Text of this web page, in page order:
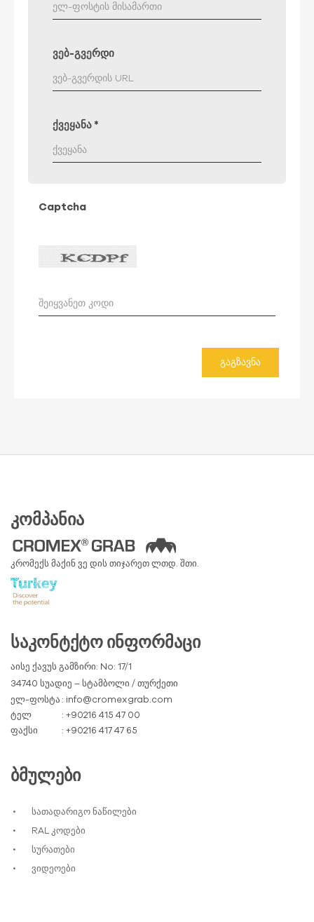
ვებ-გვერდი
ქვეყანა *
Captcha
ᲒᲐᲒᲖᲐᲕᲜᲐ
ᲙᲝᲛᲞᲐᲜᲘᲐ
კრომექს მაქინ ვე დის თიჯარეთ ლთდ. შთი.
ᲡᲐᲙᲝᲜᲢᲥᲢᲝ ᲘᲜᲤᲝᲠᲛᲐᲪᲘ
აისე ქავუს გამზირი: No: 17/1
34740 სუადიე – სტამბოლი / თურქეთი
ელ-ფოსტა : info@cromexgrab.com
ტელ
: +90216 415 47 00
ფაქსი
: +90216 417 47 65
ᲑᲛᲣᲚᲔᲑᲘ
სათადარიგო ნაწილები
RAL კოდები
სურათები
ვიდეოები